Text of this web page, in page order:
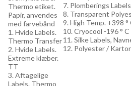
Thermo etiket.
Papir, anvendes
med farvebånd
1. Hvide Labels.
Thermo Transfer
2. Hvide Labels.
Extreme klæber.
TT
3. Aftagelige
Labels. Thermo
7. Plomberings Labels
8. Transparent
9. High Temp. +398 °
10. Cryocool -196 ° C
11. Silke Labels,
12. Polyester /